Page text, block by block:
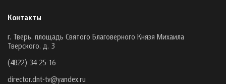
Контакты
г. Тверь, площадь Святого Благоверного Князя Михаила
Тверского, д. 3
(4822) 34-25-16
director.dnt-tv@yandex.ru